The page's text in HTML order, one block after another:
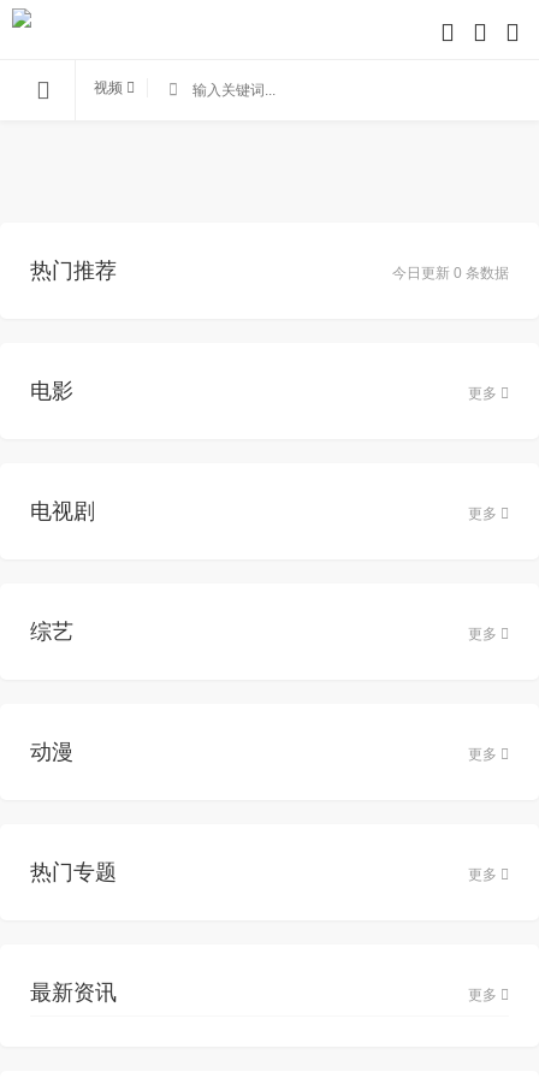
视频
今日更新 0 条数据
热门推荐
电影 更多
电视剧 更多
综艺 更多
动漫 更多
热门专题 更多
最新资讯 更多